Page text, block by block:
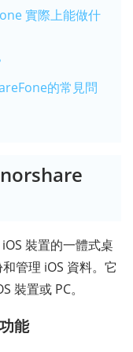
實際上能做什
的常見問
裝置的一體式桌
管理 iOS 資料。它
裝置或 PC。
能